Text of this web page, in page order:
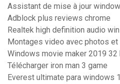
Assistant de mise à jour
Adblock plus reviews chrome
Realtek high definition audio
Montages video avec photos
Windows movie maker 2019 32
Télécharger iron man 3 game
Everest ultimate para windows